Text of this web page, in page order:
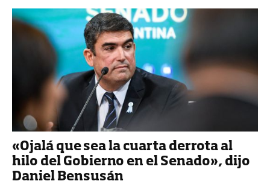
«Ojalá que sea la cuarta derrota al
hilo del Gobierno en el Senado», dijo
Daniel Bensusán